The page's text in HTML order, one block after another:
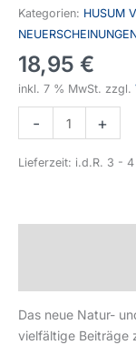
Kategorien: HUSUM
18,95 €
inkl. 7 % MwSt. zzgl.
- +
Lieferzeit: i.d.R. 3 - 4
Das neue Natur-
vielfältige Beiträge